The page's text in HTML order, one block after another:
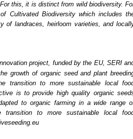
this, it is distinct from wild biodiversity.
Cultivated Biodiversity which includes
of landraces, heirloom varieties, and
project, funded by the EU, SERI
growth of organic seed and plant
transition to more sustainable local
is to provide high quality organic
to organic farming in a wide range
to more sustainable local